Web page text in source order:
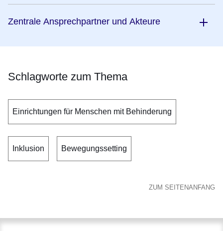
Zentrale Ansprechpartner und Akteure
Schlagworte zum Thema
Einrichtungen für Menschen mit Behinderung
Inklusion Bewegungssetting
ZUM SEITENANFANG